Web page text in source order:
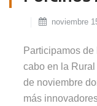
noviembre
Participamos
cabo en la
de noviembre
más